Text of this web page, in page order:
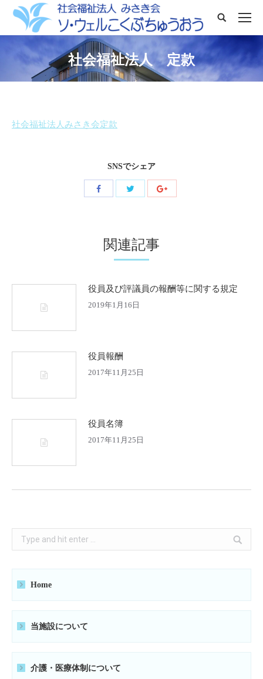
Search:
社会福祉法人 定款
You are here:
社会福祉法人みさき会定款
SNSでシェア
関連記事
役員及び評議員の報酬等に関する規定
2019年1月16日
役員報酬
2017年11月25日
役員名簿
2017年11月25日
Search:
Home
当施設について
介護・医療体制について